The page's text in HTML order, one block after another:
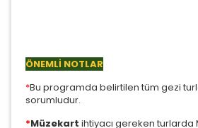
ÖNEMLİ NOTLAR
*Bu programda belirtilen tüm gezi
sorumludur.
*Müzekart ihtiyacı gereken turlarda